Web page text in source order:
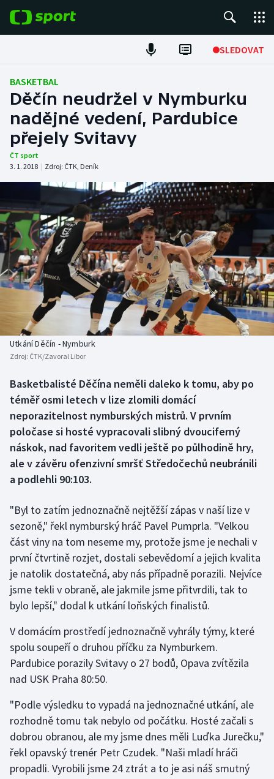
SLEDOVAT
Fotbal
Hokej
Tenis
Atletika
DALŠÍ SPORTY
Americký fotbal
Baseball a softbal
Basketbal
Biatlon
Box
Curling
Dostihy
Futsal
Golf
Gymnastika
Házená
Jezdectví
Judo
Lezení
Lyže a snowboard
NEPŘEHLÉDNĚTE
Soutěže
Historické návraty
Aplikace ČT sport
BASKETBAL
Děčín neudržel v Nymburku
nadějné vedení, Pardubice
přejely Svitavy
ČT sport
3. 1. 2018 | Zdroj: ČTK, Deník
Utkání Děčín - Nymburk
Zdroj: ČTK/Zavoral Libor
Basketbalisté Děčína neměli daleko k tomu, aby po
téměř osmi letech v lize zlomili domácí
neporazitelnost nymburských mistrů. V prvním
poločase si hosté vypracovali slibný dvouciferný
náskok, nad favoritem vedli ještě po půlhodině hry,
ale v závěru ofenzivní smršť Středočechů neubránili
a podlehli 90:103.
"Byl to zatím jednoznačně nejtěžší zápas v naší lize v
sezoně," řekl nymburský hráč Pavel Pumprla. "Velkou
část viny na tom neseme my, protože jsme je nechali v
první čtvrtině rozjet, dostali sebevědomí a jejich kvalita
je natolik dostatečná, aby nás případně porazili. Nejvíce
jsme tekli v obraně, ale jakmile jsme přitvrdili, tak to
bylo lepší," dodal k utkání loňských finalistů.
V domácím prostředí jednoznačně vyhrály týmy, které
spolu soupeří o druhou příčku za Nymburkem.
Pardubice porazily Svitavy o 27 bodů, Opava zvítězila
nad USK Praha 80:50.
"Podle výsledku to vypadá na jednoznačné utkání, ale
rozhodně tomu tak nebylo od počátku. Hosté začali s
dobrou obranou, ale my jsme dnes měli Luďka Jurečku,"
řekl opavský trenér Petr Czudek. "Naši mladí hráči
propadli. Vyrobili jsme 24 ztrát a to je asi náš smutný